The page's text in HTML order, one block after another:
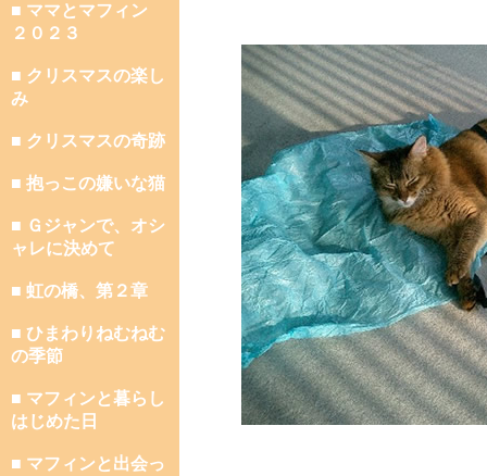
■ ママとマフィン
２０２３
■ クリスマスの楽し
み
■ クリスマスの奇跡
■ 抱っこの嫌いな猫
■ Ｇジャンで、オシ
ャレに決めて
■ 虹の橋、第２章
■ ひまわりねむねむ
の季節
■ マフィンと暮らし
はじめた日
■ マフィンと出会っ